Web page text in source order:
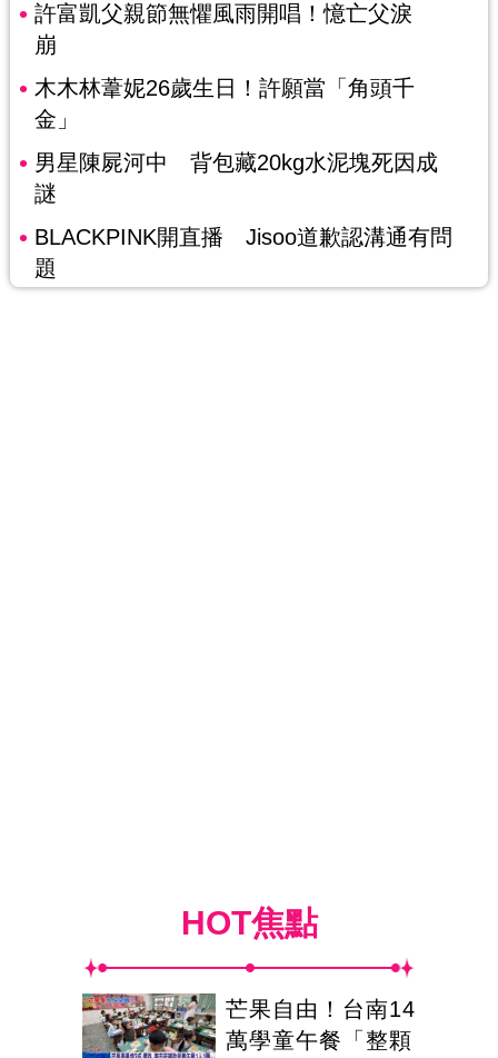
許富凱父親節無懼風雨開唱！憶亡父淚
崩
木木林葦妮26歲生日！許願當「角頭千
金」
男星陳屍河中 背包藏20kg水泥塊死因成
謎
BLACKPINK開直播 Jisoo道歉認溝通有問
題
HOT焦點
芒果自由！台南14
萬學童午餐「整顆